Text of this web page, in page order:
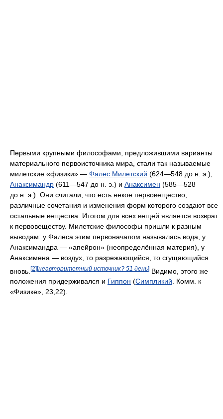
Первыми крупными философами, предложившими варианты
материального первоисточника мира, стали так называемые
милетские «физики» — Фалес Милетский (624—548 до н. э.),
Анаксимандр (611—547 до н. э.) и Анаксимен (585—528
до н. э.). Они считали, что есть некое первовещество,
различные сочетания и изменения форм которого создают все
остальные вещества. Итогом для всех вещей является возврат
к первовеществу. Милетские философы пришли к разным
выводам: у Фалеса этим первоначалом называлась вода, у
Анаксимандра — «апейрон» (неопределённая материя), у
Анаксимена — воздух, то разрежающийся, то сгущающийся
вновь. [2][неавторитетный источник? 51 день] Видимо, этого же
положения придерживался и Гиппон (Симпликий. Комм. к
«Физике», 23,22).